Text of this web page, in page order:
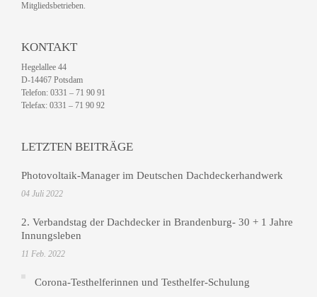
Mitgliedsbetrieben.
KONTAKT
Hegelallee 44
D-14467 Potsdam
Telefon: 0331 – 71 90 91
Telefax: 0331 – 71 90 92
LETZTEN BEITRÄGE
Photovoltaik-Manager im Deutschen Dachdeckerhandwerk
04 Juli 2022
2. Verbandstag der Dachdecker in Brandenburg- 30 + 1 Jahre
Innungsleben
11 Feb. 2022
Corona-Testhelferinnen und Testhelfer-Schulung